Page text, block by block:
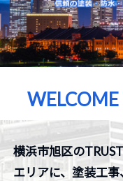
WELCOME
横浜市旭区の
エリアに、塗装工